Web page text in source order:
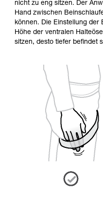
nicht zu eng sitzen. Der
Hand zwischen
können. Die Einstellung
Höhe der ventralen
sitzen, desto tiefer befindet